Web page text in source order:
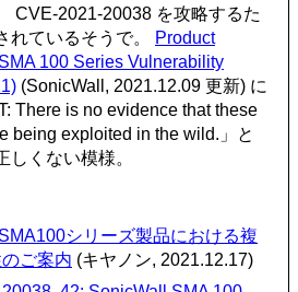
CVE-2021-20038 を攻略するた
れているそうで。
Product
100 Series Vulnerability
(SonicWall, 2021.12.09 更新) に
There is no evidence that these
being exploited in the wild.」と
しくない模様。
シリーズ製品における複
ご案内 (キヤノン, 2021.12.17)